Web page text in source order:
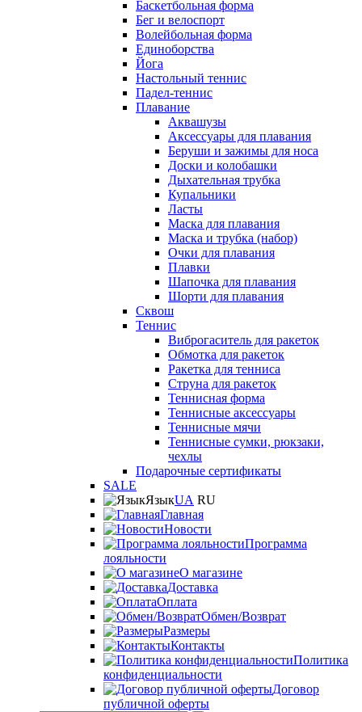
Баскетбольная форма
Бег и велоспорт
Волейбольная форма
Единоборства
Йога
Настольный теннис
Падел-теннис
Плавание
Аквашузы
Аксессуары для плавания
Беруши и зажимы для носа
Доски и колобашки
Дыхательная трубка
Купальники
Ласты
Маска для плавания
Маска и трубка (набор)
Очки для плавания
Плавки
Шапочка для плавания
Шорти для плавания
Сквош
Теннис
Виброгаситель для ракеток
Обмотка для ракеток
Ракетка для тенниса
Струна для ракеток
Теннисная форма
Теннисные аксессуары
Теннисные мячи
Теннисные сумки, рюкзаки,
чехлы
Подарочные сертификаты
SALE
ЯзыкUA RU
Главная
Новости
Программа
лояльности
О магазине
Доставка
Оплата
Обмен/Возврат
Размеры
Контакты
Политика
конфиденциальности
Договор
публичной оферты